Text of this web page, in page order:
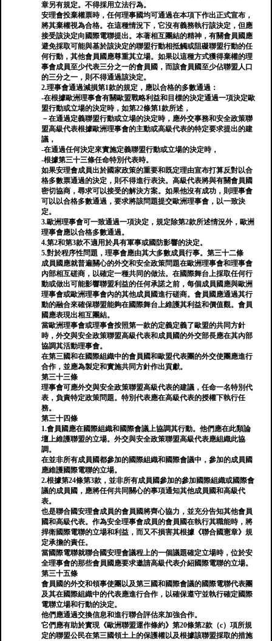
章另有規定。不得採用立法行為。
安理會投棄權票時，任何理事國均可通過在本項下作出正式宣布，
將其棄權視為合格。在這種情況下，它沒有義務執行該決定，但應
接受該決定向國際電聯提出。本著相互團結的精神，有關會員國應
避免採取可能與基於該決定的聯盟行動相抵觸或阻礙聯盟行動的任
何行動，其他會員國應尊重其立場。如果以這種方式獲得棄權的理
事會成員至少代表三分之一的會員國，而該會員國至少佔聯盟人口
的三分之一，則不得通過該決定。
2.理事會通過減損第1款的規定，應以合格的多數通過：
-在根據歐洲理事會有關歐盟戰略利益和目標的決定通過一項決定歐
盟行動或立場的決定時，如第22條第1款所述，
－在通過定義聯盟行動或立場的決定時，應外交事務和安全政策聯
盟高級代表根據歐洲理事會的主動或高級代表的特定要求提出的建
議，
-在通過任何決定來實施定義聯盟行動或立場的決定時，
-根據第三十三條任命特別代表時。
如果安理會成員出於國家政策的重要和既定理由宣布打算反對以合
格多數票通過的決定，則不得進行表決。高級代表將與有關會員國
密切協商，尋求可以接受的解決方案。如果他沒有成功，則理事會
可以以合格多數通過，要求將該問題提交歐洲理事會，以一致決
定。
3.歐洲理事會可一致通過一項決定，規定除第2款所述情況外，歐洲
理事會應以合格多數通過。
4.第2和第3款不適用於具有軍事或國防影響的決定。
5.對於程序性問題，理事會應由其大多數成員行事。第三十二條
成員國應就普遍關心的外交和安全政策問題在歐洲理事會和理事會
內部相互磋商，以確定一種共同的做法。在國際舞台上採取任何行
動或做出可能影響聯盟利益的任何承諾之前，每個成員國應與歐洲
理事會或歐洲理事會內的其他成員國進行磋商。會員國應通過其行
動的融合來確保聯盟能夠在國際舞台上維護其利益和價值觀。會員
國應表現出相互團結。
當歐洲理事會或理事會按照第一款的定義定義了歐盟的共同方針
時，外交與安全政策聯盟高級代表和成員國的外交部長應在其內部
協調其活動理事會。
在第三國和在國際組織中的會員國和歐盟代表團的外交使團應進行
合作，並應為製定和實施共同方針作出貢獻。
第三十三條
理事會可應外交與安全政策聯盟高級代表的建議，任命一名特別代
表，負責特定政策問題。特別代表應在高級代表的授權下執行任
務。
第三十四條
1.會員國應在國際組織和國際會議上協調其行動。他們應在此類論
壇上維護聯盟的立場。外交與安全政策聯盟高級代表應組織此協
調。
在並非所有成員國都參加的國際組織和國際會議中，參加的成員國
應維護國際電聯的立場。
2.根據第24條第3款，並非所有成員國參加的參加國際組織或國際會
議的成員國，應將任何共同關心的事項通知其他成員國和高級代
表。
也是聯合國安理會成員的會員國將齊心協力，並充分告知其他會員
國和高級代表。作為安全理事會成員的會員國在執行其職能時，將
捍衛國際電聯的立場和利益，而又不損害其根據《聯合國憲章》規
定承擔的責任。
當國際電聯就聯合國安理會議程上的一個議題確定立場時，位於安
全理事會的那些會員國應要求邀請高級代表介紹國際電聯的立場。
第三十五條
會員國的外交和領事使團以及第三國和國際會議的國際電聯代表團
及其在國際組織中的代表應進行合作，以確保遵守並執行確定國際
電聯立場和行動的決定。
他們應通過交換信息和進行聯合評估來加強合作。
它們應有助於實現《歐洲聯盟運作條約》第20條第2款（c）項所規
定的聯盟公民在第三國領土上的保護權以及根據該聯盟採取的措施